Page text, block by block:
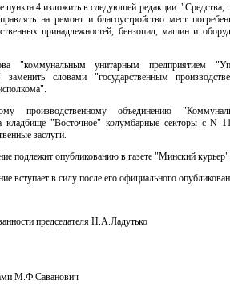
пункта 4 изложить в следующей редакции: "Средства,
на ремонт и благоустройство мест
принадлежностей, бензопил, машин и
"коммунальным унитарным предприятием
заменить словами "государственным
производственному объединению
кладбище "Восточное" колумбарные секторы с N
заслуги.
подлежит опубликованию в газете "Минский курьер".
вступает в силу после его официального
председателя Н.А.Ладутько
М.Ф.Саванович